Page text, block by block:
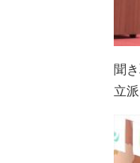
聞
立